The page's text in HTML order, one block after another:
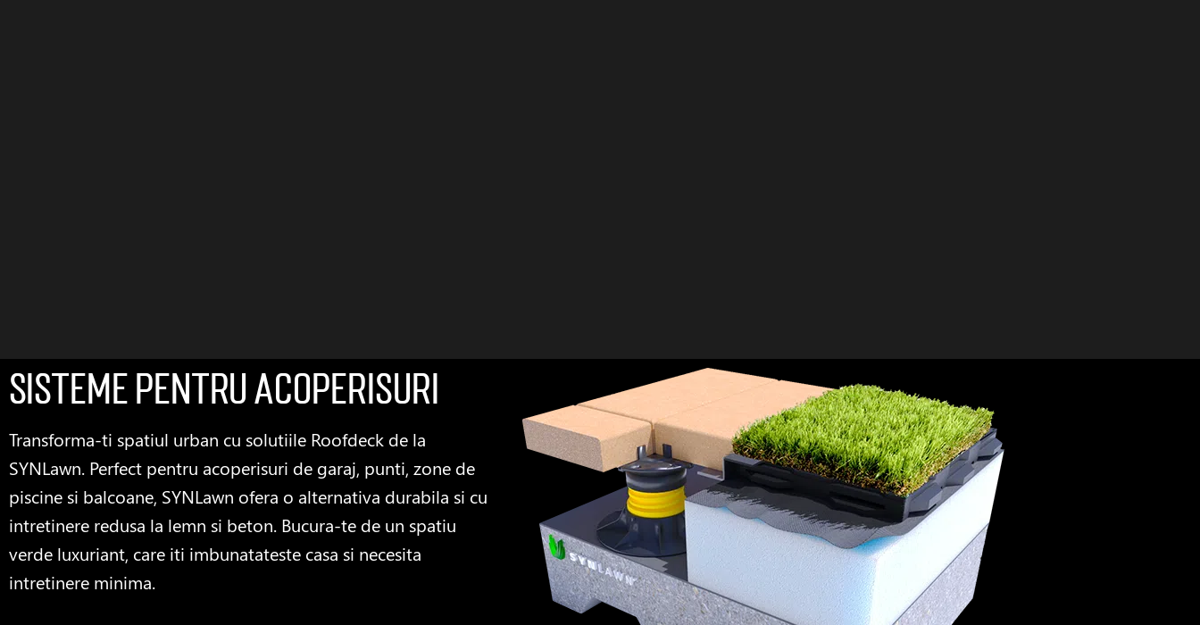
Sisteme pentru acoperisuri
Transforma-ti spatiul urban cu solutiile Roofdeck de la
SYNLawn. Perfect pentru acoperisuri de garaj, punti, zone de
piscine si balcoane, SYNLawn ofera o alternativa durabila si cu
intretinere redusa la lemn si beton. Bucura-te de un spatiu
verde luxuriant, care iti imbunatateste casa si necesita
intretinere minima.